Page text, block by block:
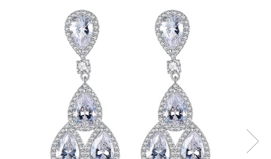
Bijuterii Femei
Bijuterii Copii
Bijuterii Mirese
Cele mai vandute
Cele mai votate